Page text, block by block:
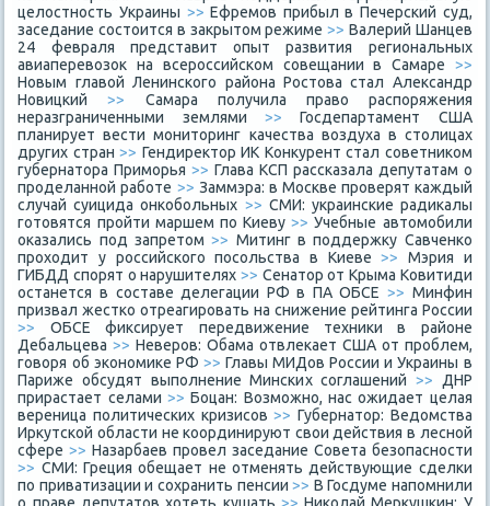
целостность Украины >>Ефремов прибыл в Печерский суд,
заседание состоится в закрытом режиме>> Валерий Шанцев
24 февраля представит опыт развития региональных
авиаперевозок на всероссийском совещании в Самаре >>
Новым главой Ленинского района Ростова стал Александр
Новицкий>> Самара получила право распоряжения
неразграниченными землями >>Госдепартамент США
планирует вести мониторинг качества воздуха в столицах
других стран>> Гендиректор ИК Конкурент стал советником
губернатора Приморья>>Глава КСП рассказала депутатам о
проделанной работе >> Заммэра: в Москве проверят каждый
случай суицида онкобольных >> СМИ: украинские радикалы
готовятся пройти маршем по Киеву>>Учебные автомобили
оказались под запретом>> Митинг в поддержку Савченко
проходит у российского посольства в Киеве>> Мэрия и
ГИБДД спорят о нарушителях >> Сенатор от Крыма Ковитиди
останется в составе делегации РФ в ПА ОБСЕ >> Минфин
призвал жестко отреагировать на снижение рейтинга России
>> ОБСЕ фиксирует передвижение техники в районе
Дебальцева>>Неверов: Обама отвлекает США от проблем,
говоря об экономике РФ >>Главы МИДов России и Украины в
Париже обсудят выполнение Минских соглашений >> ДНР
прирастает селами>>Боцан: Возможно, нас ожидает целая
вереница политических кризисов>> Губернатор: Ведомства
Иркутской области не координируют свои действия в лесной
сфере>>Назарбаев провел заседание Совета безопасности
>> СМИ: Греция обещает не отменять действующие сделки
по приватизации и сохранить пенсии>> В Госдуме напомнили